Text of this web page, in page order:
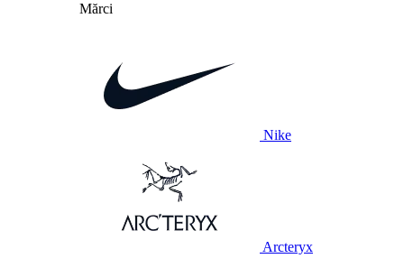
Mărci
Nike
Arcteryx